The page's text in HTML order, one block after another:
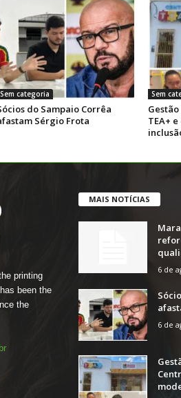
Sem categoria
do Sampaio Corrêa
Sérgio Frota
Sem
TEA+
printing
been the
the
MAIS NOTÍCIAS
6 de
6 de